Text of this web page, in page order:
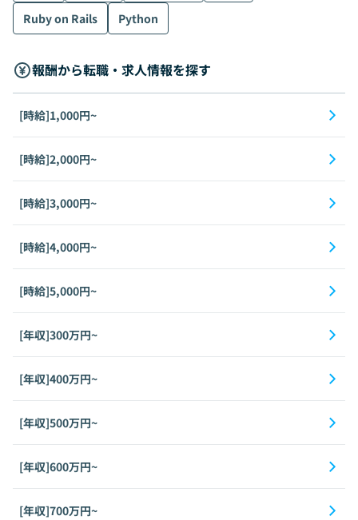
Ruby on Rails
Python
報酬から転職・求人情報を探す
[時給]1,000円~
[時給]2,000円~
[時給]3,000円~
[時給]4,000円~
[時給]5,000円~
[年収]300万円~
[年収]400万円~
[年収]500万円~
[年収]600万円~
[年収]700万円~